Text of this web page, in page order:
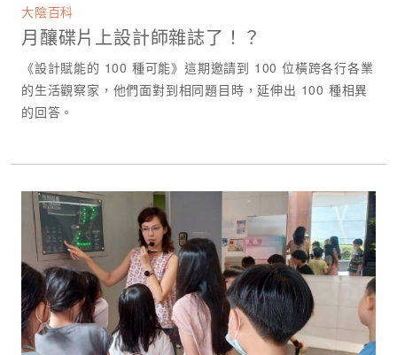
大陰百科
月釀碟片上設計師雜誌了！？
《設計賦能的 100 種可能》這期邀請到 100 位橫跨各行各業
的生活觀察家，他們面對到相同題目時，延伸出 100 種相異
的回答。